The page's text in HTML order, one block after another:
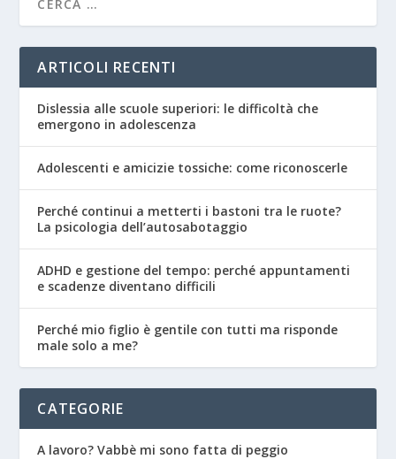
ARTICOLI RECENTI
Dislessia alle scuole superiori: le difficoltà che
emergono in adolescenza
Adolescenti e amicizie tossiche: come riconoscerle
Perché continui a metterti i bastoni tra le ruote?
La psicologia dell’autosabotaggio
ADHD e gestione del tempo: perché appuntamenti
e scadenze diventano difficili
Perché mio figlio è gentile con tutti ma risponde
male solo a me?
CATEGORIE
A lavoro? Vabbè mi sono fatta di peggio